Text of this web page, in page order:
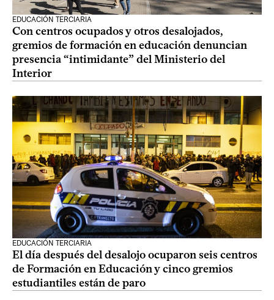
EDUCACIÓN TERCIARIA
Con centros ocupados y otros desalojados,
gremios de formación en educación denuncian
presencia “intimidante” del Ministerio del
Interior
EDUCACIÓN TERCIARIA
El día después del desalojo ocuparon seis centros
de Formación en Educación y cinco gremios
estudiantiles están de paro